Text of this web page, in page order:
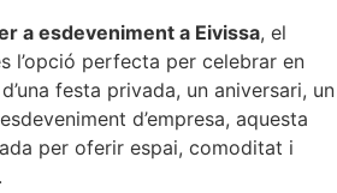
a esdeveniment a Eivissa, el
l’opció perfecta per celebrar en
festa privada, un aniversari, un
d’empresa, aquesta
per oferir espai, comoditat i